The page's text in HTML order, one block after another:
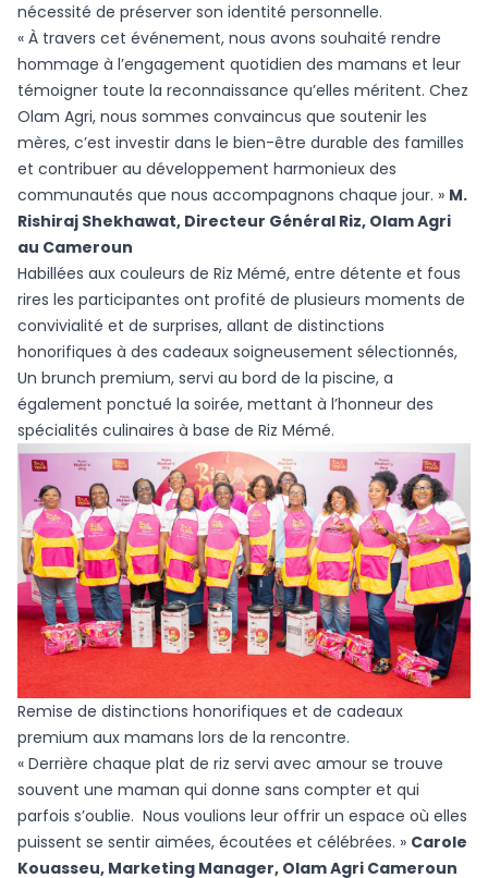
nécessité de préserver son identité personnelle.
« À travers cet événement, nous avons souhaité rendre
hommage à l’engagement quotidien des mamans et leur
témoigner toute la reconnaissance qu’elles méritent. Chez
Olam Agri, nous sommes convaincus que soutenir les
mères, c’est investir dans le bien-être durable des familles
et contribuer au développement harmonieux des
communautés que nous accompagnons chaque jour. » M.
Rishiraj Shekhawat, Directeur Général Riz, Olam Agri
au Cameroun
Habillées aux couleurs de Riz Mémé, entre détente et fous
rires les participantes ont profité de plusieurs moments de
convivialité et de surprises, allant de distinctions
honorifiques à des cadeaux soigneusement sélectionnés,
Un brunch premium, servi au bord de la piscine, a
également ponctué la soirée, mettant à l’honneur des
spécialités culinaires à base de Riz Mémé.
Remise de distinctions honorifiques et de cadeaux
premium aux mamans lors de la rencontre.
« Derrière chaque plat de riz servi avec amour se trouve
souvent une maman qui donne sans compter et qui
parfois s’oublie. Nous voulions leur offrir un espace où elles
puissent se sentir aimées, écoutées et célébrées. » Carole
Kouasseu, Marketing Manager, Olam Agri Cameroun